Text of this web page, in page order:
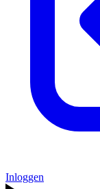
Inloggen